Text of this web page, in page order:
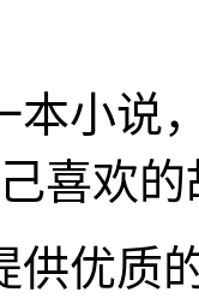
本小说
喜欢
供优质